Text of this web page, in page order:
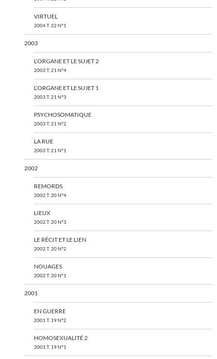
VIRTUEL
2004 T. 22 N°1
2003
L’ORGANE ET LE SUJET 2
2003 T. 21 N°4
L’ORGANE ET LE SUJET 1
2003 T. 21 N°3
PSYCHOSOMATIQUE
2003 T. 21 N°2
LA RUE
2003 T. 21 N°1
2002
REMORDS
2002 T. 20 N°4
LIEUX
2002 T. 20 N°3
LE RÉCIT ET LE LIEN
2002 T. 20 N°2
NOUAGES
2002 T. 20 N°1
2001
EN GUERRE
2001 T. 19 N°2
HOMOSEXUALITÉ 2
2001 T. 19 N°1